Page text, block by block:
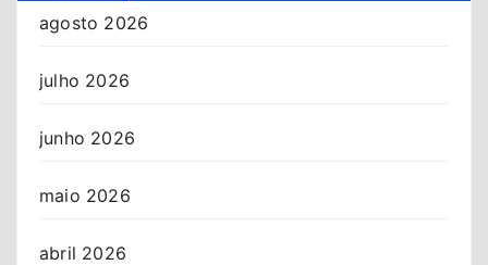
agosto 2026
julho 2026
junho 2026
maio 2026
abril 2026